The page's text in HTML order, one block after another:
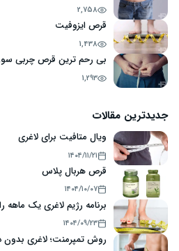
2,758
قرص ایزوفیت
1,438
بی رحم ترین قرص چربی
1,293
جدیدترین مقالات
ویال متافیت برای لاغری
۱۴۰۴/۱۱/۲۱
قرص هربال پلاس
۱۴۰۴/۱۰/۰۷
برنامه رژیم لاغری یک ماهه
۱۴۰۴/۰۹/۲۳
روش تمپرمنت؛ لاغری بدون